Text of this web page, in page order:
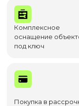
Комплексное
оснащение
под ключ
Покупка в